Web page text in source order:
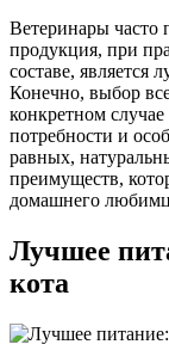
Ветеринары часто
продукция, при
составе, является
Конечно, выбор
конкретном
потребности и
равных,
преимуществ,
домашнего
Лучшее
кота